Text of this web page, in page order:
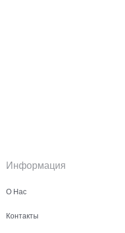
Информация
О Нас
Контакты